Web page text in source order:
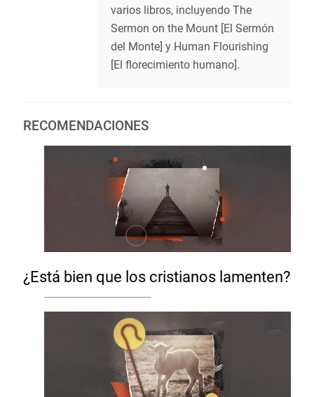
varios libros, incluyendo The
Sermon on the Mount [El Sermón
del Monte] y Human Flourishing
[El florecimiento humano].
RECOMENDACIONES
¿Está bien que los cristianos lamenten?